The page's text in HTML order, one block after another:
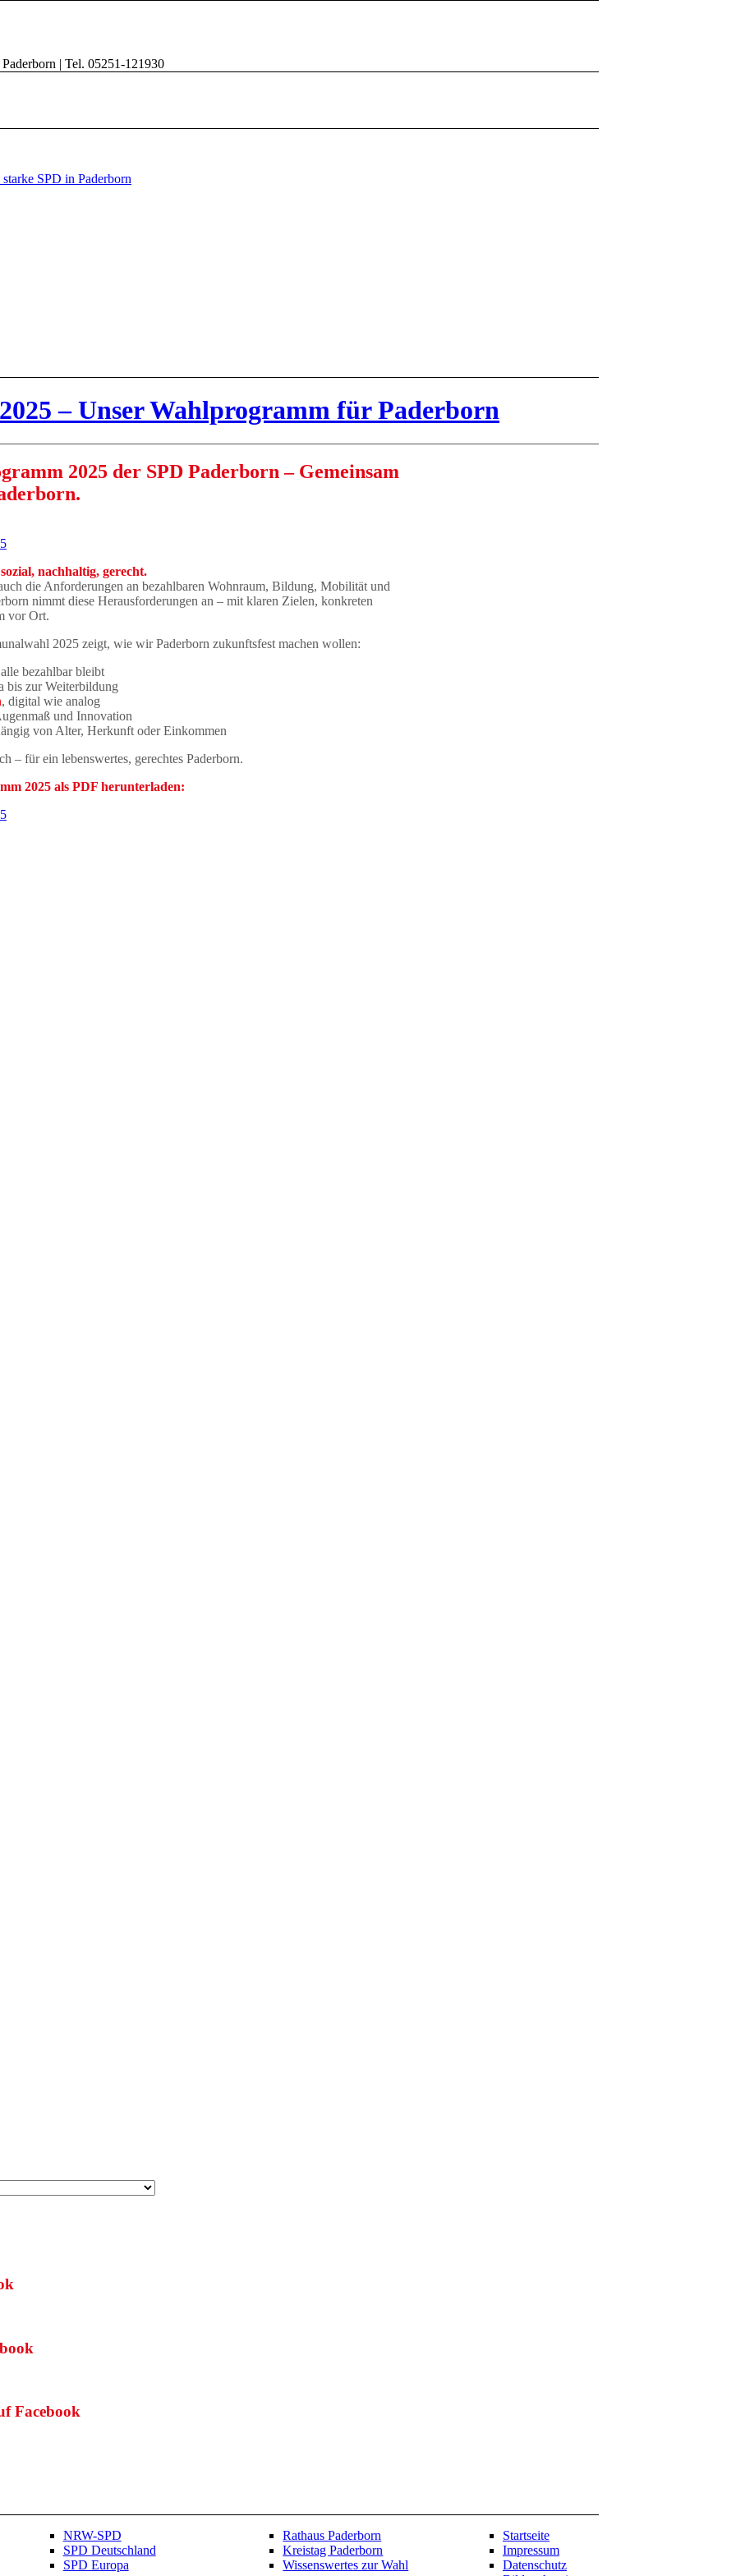
| Tel. 05251-121930
SPD in Paderborn
– Unser Wahlprogramm für Paderborn
2025 der SPD Paderborn – Gemeinsam
nachhaltig, gerecht.
die Anforderungen an bezahlbaren Wohnraum, Bildung, Mobilität und
nimmt diese Herausforderungen an – mit klaren Zielen, konkreten
vor Ort.
2025 zeigt, wie wir Paderborn zukunftsfest machen wollen:
bezahlbar bleibt
bis zur Weiterbildung
, digital wie analog
und Innovation
von Alter, Herkunft oder Einkommen
– für ein lebenswertes, gerechtes Paderborn.
2025 als PDF herunterladen:
Facebook
NRW-SPD
SPD Deutschland
SPD Europa
Rathaus Paderborn
Kreistag Paderborn
Wissenswertes zur Wahl
Startseite
Impressum
Datenschutz